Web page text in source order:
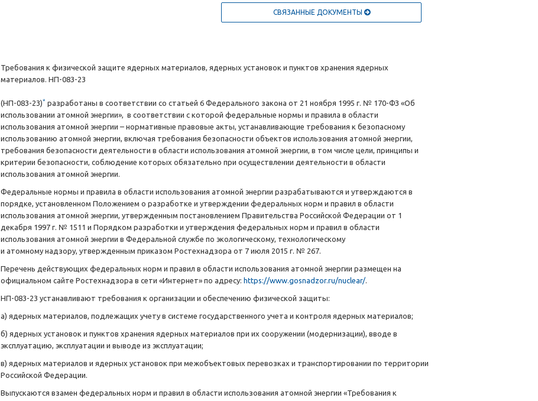
СВЯЗАННЫЕ ДОКУМЕНТЫ
Требования к физической защите ядерных материалов, ядерных установок и пунктов хранения ядерных
материалов. НП-083-23
(НП-083-23)* разработаны в соответствии со статьей 6 Федерального закона от 21 ноября 1995 г. № 170-ФЗ «Об
использовании атомной энергии», в соответствии с которой федеральные нормы и правила в области
использования атомной энергии – нормативные правовые акты, устанавливающие требования к безопасному
использованию атомной энергии, включая требования безопасности объектов использования атомной энергии,
требования безопасности деятельности в области использования атомной энергии, в том числе цели, принципы и
критерии безопасности, соблюдение которых обязательно при осуществлении деятельности в области
использования атомной энергии.
Федеральные нормы и правила в области использования атомной энергии разрабатываются и утверждаются в
порядке, установленном Положением о разработке и утверждении федеральных норм и правил в области
использования атомной энергии, утвержденным постановлением Правительства Российской Федерации от 1
декабря 1997 г. № 1511 и Порядком разработки и утверждения федеральных норм и правил в области
использования атомной энергии в Федеральной службе по экологическому, технологическому
и атомному надзору, утвержденным приказом Ростехнадзора от 7 июля 2015 г. № 267.
Перечень действующих федеральных норм и правил в области использования атомной энергии размещен на
официальном сайте Ростехнадзора в сети «Интернет» по адресу: https://www.gosnadzor.ru/nuclear/.
НП-083-23 устанавливают требования к организации и обеспечению физической защиты:
а) ядерных материалов, подлежащих учету в системе государственного учета и контроля ядерных материалов;
б) ядерных установок и пунктов хранения ядерных материалов при их сооружении (модернизации), вводе в
эксплуатацию, эксплуатации и выводе из эксплуатации;
в) ядерных материалов и ядерных установок при межобъектовых перевозках и транспортировании по территории
Российской Федерации.
Выпускаются взамен федеральных норм и правил в области использования атомной энергии «Требования к